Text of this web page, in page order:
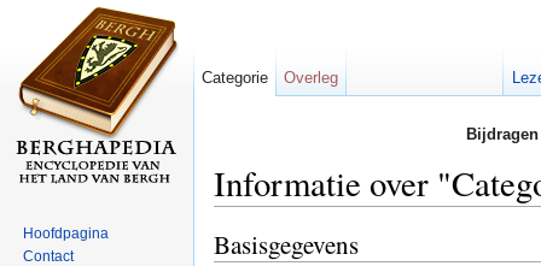
Informatie over
Basisgegevens
Categorie Overleg
Hoofdpagina
Contact